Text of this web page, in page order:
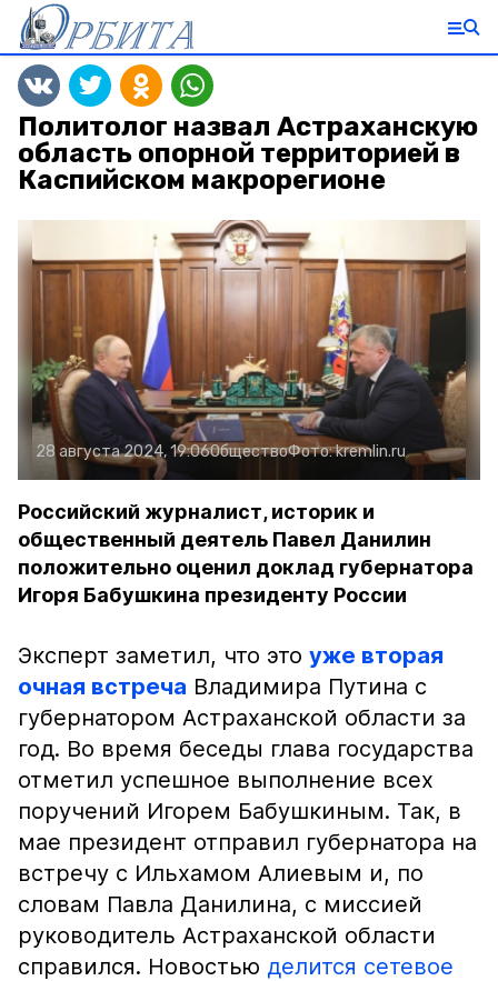
Политолог назвал Астраханскую
область опорной территорией в
Каспийском макрорегионе
28 августа 2024, 19:06ОбществоФото:kremlin.ru
Российский журналист, историк и
общественный деятель Павел Данилин
положительно оценил доклад губернатора
Игоря Бабушкина президенту России
Эксперт заметил, что это уже вторая
очная встреча Владимира Путина с
губернатором Астраханской области за
год. Во время беседы глава государства
отметил успешное выполнение всех
поручений Игорем Бабушкиным. Так, в
мае президент отправил губернатора на
встречу с Ильхамом Алиевым и, по
словам Павла Данилина, с миссией
руководитель Астраханской области
справился. Новостью делится сетевое